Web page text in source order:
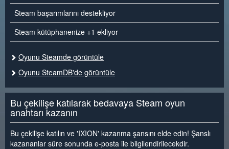
Steam başarımlarını destekliyor
Steam kütüphanenize +1 ekliyor
Oyunu Steamde görüntüle
Oyunu SteamDB'de görüntüle
Bu çekilişe katılarak bedavaya Steam oyun
anahtarı kazanın
Bu çekilişe katılın ve 'IXION' kazanma şansını elde edin! Şanslı
kazananlar süre sonunda e-posta ile bilgilendirilecekdir.